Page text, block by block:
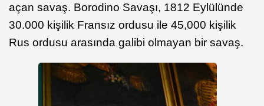
açan savaş. Borodino Savaşı, 1812 Eylülünde
30.000 kişilik Fransız ordusu ile 45,000 kişilik
Rus ordusu arasında galibi olmayan bir savaş.